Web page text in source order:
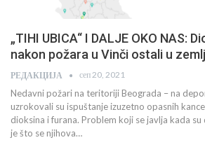
„TIHI UBICA“ I DALJE OKO NAS:
nakon požara u Vinči ostali u
РЕДАКЦИЈА сеп 20, 2021
Nedavni požari na teritoriji Beograda – na
uzrokovali su ispuštanje izuzetno opasnih
dioksina i furana. Problem koji se javlja kada
je što se njihova…